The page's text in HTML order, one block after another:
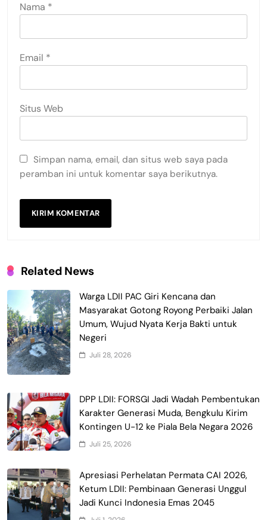
Nama *
Email *
Situs Web
Simpan nama, email, dan situs web saya pada
peramban ini untuk komentar saya berikutnya.
Related News
Warga LDII PAC Giri Kencana dan
Masyarakat Gotong Royong Perbaiki Jalan
Umum, Wujud Nyata Kerja Bakti untuk
Negeri
Juli 28, 2026
DPP LDII: FORSGI Jadi Wadah Pembentukan
Karakter Generasi Muda, Bengkulu Kirim
Kontingen U-12 ke Piala Bela Negara 2026
Juli 25, 2026
Apresiasi Perhelatan Permata CAI 2026,
Ketum LDII: Pembinaan Generasi Unggul
Jadi Kunci Indonesia Emas 2045